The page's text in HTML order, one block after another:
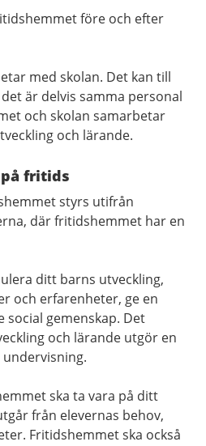
före och efter
med skolan. Det kan till
är delvis samma personal
och skolan samarbetar
och lärande.
fritids
styrs utifrån
där fritidshemmet har en
ditt barns utveckling,
och erfarenheter, ge en
gemenskap. Det
och lärande utgör en
ska ta vara på ditt
från elevernas behov,
Fritidshemmet ska också